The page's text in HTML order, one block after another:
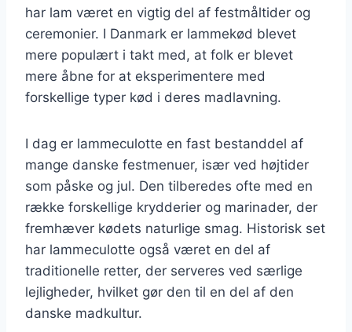
har lam været en vigtig del af festmåltider og
ceremonier. I Danmark er lammekød blevet
mere populært i takt med, at folk er blevet
mere åbne for at eksperimentere med
forskellige typer kød i deres madlavning.
I dag er lammeculotte en fast bestanddel af
mange danske festmenuer, især ved højtider
som påske og jul. Den tilberedes ofte med en
række forskellige krydderier og marinader, der
fremhæver kødets naturlige smag. Historisk set
har lammeculotte også været en del af
traditionelle retter, der serveres ved særlige
lejligheder, hvilket gør den til en del af den
danske madkultur.